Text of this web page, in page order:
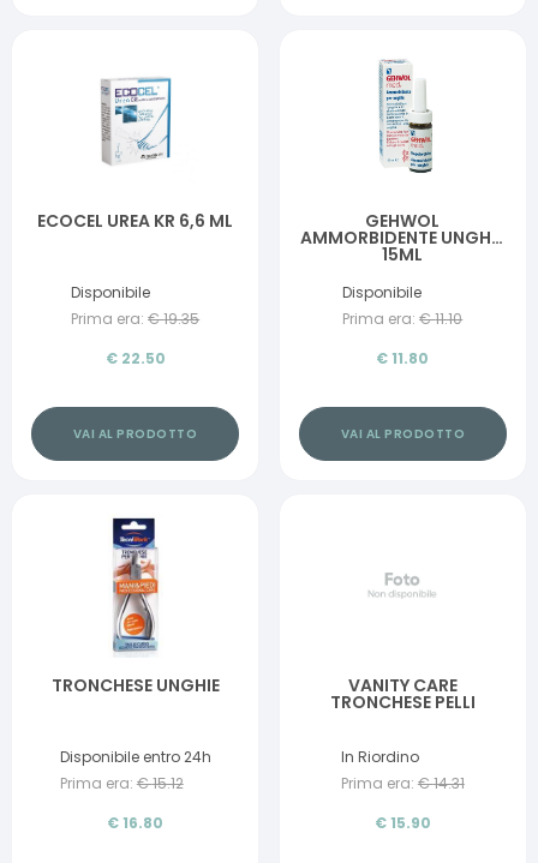
ECOCEL UREA KR 6,6 ML
Disponibile
Prima era: €19.35
€ 22.50
VAI AL PRODOTTO
GEHWOL
AMMORBIDENTE UNGHIE
15ML
Disponibile
Prima era: €11.10
€ 11.80
VAI AL PRODOTTO
TRONCHESE UNGHIE
Disponibile entro 24h
Prima era: €15.12
€ 16.80
VANITY CARE
TRONCHESE PELLI
In Riordino
Prima era: €14.31
€ 15.90